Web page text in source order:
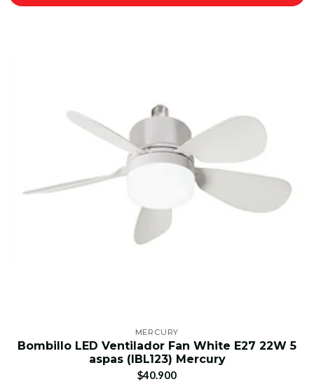
MERCURY
Bombillo LED Ventilador Fan White E27 22W 5
aspas (IBL123) Mercury
$40.900